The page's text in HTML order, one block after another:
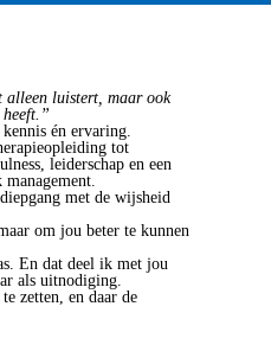
luistert, maar ook
én ervaring.
tot
leiderschap en een
met de wijsheid
om jou beter te kunnen
En dat deel ik met jou
als uitnodiging.
zetten, en daar de